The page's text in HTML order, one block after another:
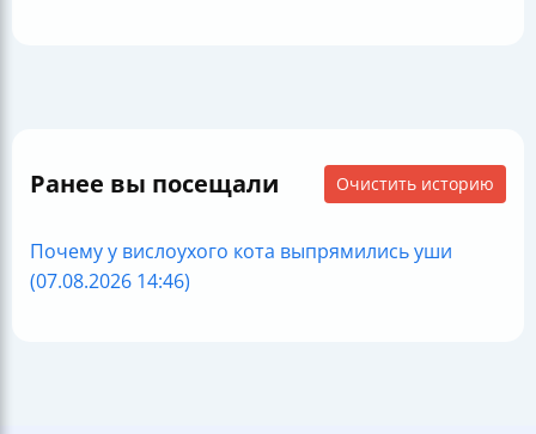
Ранее вы посещали Очистить историю
Почему у вислоухого кота выпрямились уши
(07.08.2026 14:46)